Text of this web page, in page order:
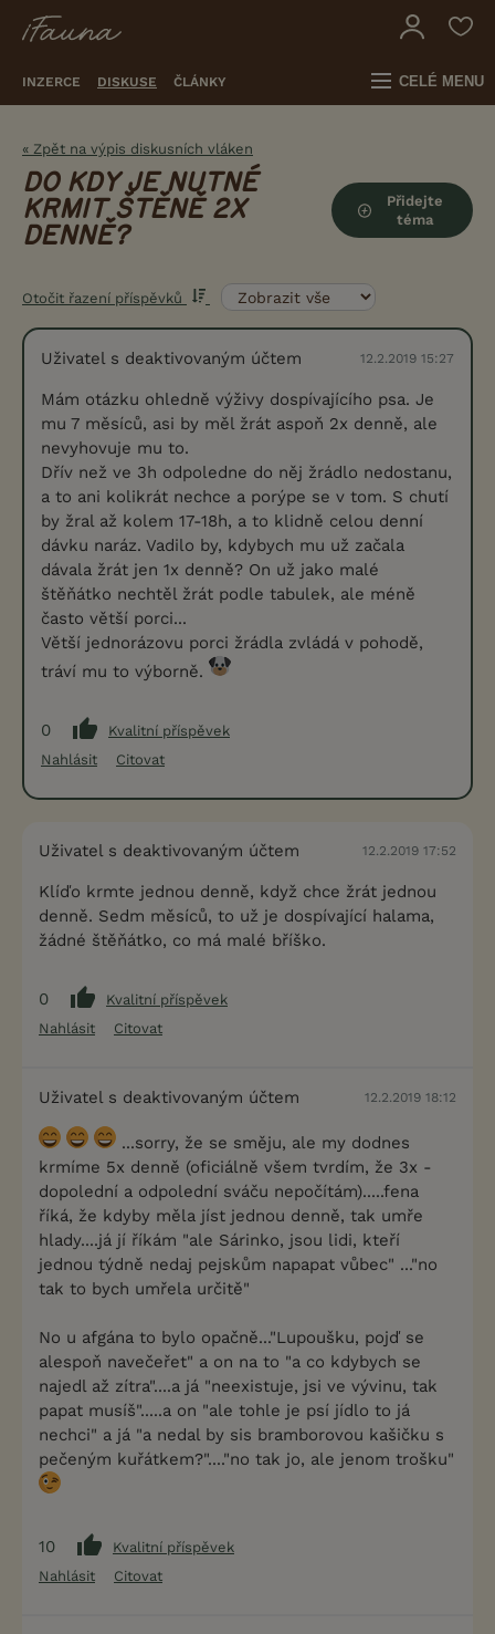
INZERCE DISKUSE ČLÁNKY CELÉ MENU
« Zpět na výpis diskusních vláken
DO KDY JE NUTNÉ
KRMIT ŠTĚNĚ 2X
DENNĚ?
Přidejte
téma
Otočit řazení příspěvků
Uživatel s deaktivovaným účtem 12.2.2019 15:27
Mám otázku ohledně výživy dospívajícího psa. Je
mu 7 měsíců, asi by měl žrát aspoň 2x denně, ale
nevyhovuje mu to.
Dřív než ve 3h odpoledne do něj žrádlo nedostanu,
a to ani kolikrát nechce a porýpe se v tom. S chutí
by žral až kolem 17-18h, a to klidně celou denní
dávku naráz. Vadilo by, kdybych mu už začala
dávala žrát jen 1x denně? On už jako malé
štěňátko nechtěl žrát podle tabulek, ale méně
často větší porci...
Větší jednorázovu porci žrádla zvládá v pohodě,
tráví mu to výborně.
0
Kvalitní příspěvek
Nahlásit
Citovat
Uživatel s deaktivovaným účtem 12.2.2019 17:52
Klíďo krmte jednou denně, když chce žrát jednou
denně. Sedm měsíců, to už je dospívající halama,
žádné štěňátko, co má malé bříško.
0
Kvalitní příspěvek
Nahlásit
Citovat
Uživatel s deaktivovaným účtem 12.2.2019 18:12
...sorry, že se směju, ale my dodnes
krmíme 5x denně (oficiálně všem tvrdím, že 3x -
dopolední a odpolední sváču nepočítám).....fena
říká, že kdyby měla jíst jednou denně, tak umře
hlady....já jí říkám "ale Sárinko, jsou lidi, kteří
jednou týdně nedaj pejskům napapat vůbec" ..."no
tak to bych umřela určitě"
No u afgána to bylo opačně..."Lupoušku, pojď se
alespoň navečeřet" a on na to "a co kdybych se
najedl až zítra"....a já "neexistuje, jsi ve vývinu, tak
papat musíš".....a on "ale tohle je psí jídlo to já
nechci" a já "a nedal by sis bramborovou kašičku s
pečeným kuřátkem?"...."no tak jo, ale jenom trošku"
10
Kvalitní příspěvek
Nahlásit
Citovat